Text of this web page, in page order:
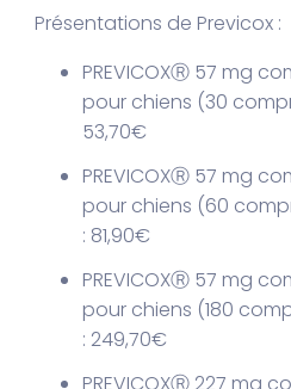
Présentations de Previcox :
PREVICOXⓇ 57 mg
pour chiens (30
53,70€
PREVICOXⓇ 57 mg
pour chiens (60
: 81,90€
PREVICOXⓇ 57 mg
pour chiens (180
: 249,70€
PREVICOXⓇ 227 mg